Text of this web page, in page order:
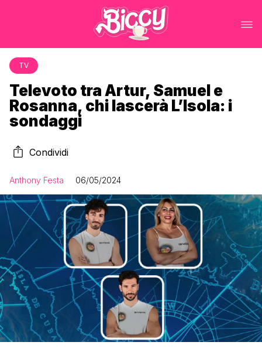
TV
Televoto tra Artur, Samuel e
Rosanna, chi lascerà L’Isola: i
sondaggi
Condividi
Anthony Festa 06/05/2024